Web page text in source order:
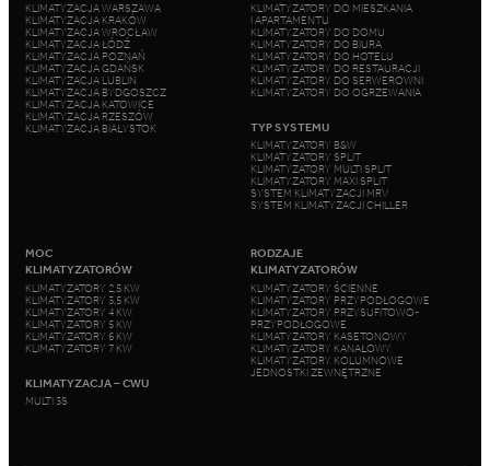
KLIMATYZACJA WARSZAWA
KLIMATYZACJA KRAKÓW
KLIMATYZACJA WROCŁAW
KLIMATYZACJA ŁÓDŹ
KLIMATYZACJA POZNAŃ
KLIMATYZACJA GDAŃSK
KLIMATYZACJA LUBLIN
KLIMATYZACJA BYDGOSZCZ
KLIMATYZACJA KATOWICE
KLIMATYZACJA RZESZÓW
KLIMATYZACJA BIAŁYSTOK
KLIMATYZATORY DO MIESZKANIA
I APARTAMENTU
KLIMATYZATORY DO DOMU
KLIMATYZATORY DO BIURA
KLIMATYZATORY DO HOTELU
KLIMATYZATORY DO RESTAURACJI
KLIMATYZATORY DO SERWEROWNI
KLIMATYZATORY DO OGRZEWANIA
TYP SYSTEMU
KLIMATYZATORY B&W
KLIMATYZATORY SPLIT
KLIMATYZATORY MULTI SPLIT
KLIMATYZATORY MAXI SPLIT
SYSTEM KLIMATYZACJI MRV
SYSTEM KLIMATYZACJI CHILLER
MOC
KLIMATYZATORÓW
KLIMATYZATORY 2,5 KW
KLIMATYZATORY 3,5 KW
KLIMATYZATORY 4 KW
KLIMATYZATORY 5 KW
KLIMATYZATORY 6 KW
KLIMATYZATORY 7 KW
KLIMATYZACJA – CWU
MULTI 3S
RODZAJE
KLIMATYZATORÓW
KLIMATYZATORY ŚCIENNE
KLIMATYZATORY PRZYPODŁOGOWE
KLIMATYZATORY PRZYSUFITOWO-
PRZYPODŁOGOWE
KLIMATYZATORY KASETONOWY
KLIMATYZATORY KANAŁOWY
KLIMATYZATORY KOLUMNOWE
JEDNOSTKI ZEWNĘTRZNE